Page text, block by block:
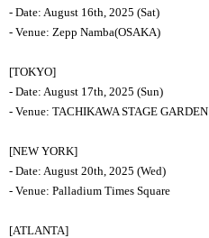
- Date: August 16th, 2025 (Sat)
- Venue: Zepp Namba(OSAKA)
[TOKYO]
- Date: August 17th, 2025 (Sun)
- Venue: TACHIKAWA STAGE GARDEN
[NEW YORK]
- Date: August 20th, 2025 (Wed)
- Venue: Palladium Times Square
[ATLANTA]